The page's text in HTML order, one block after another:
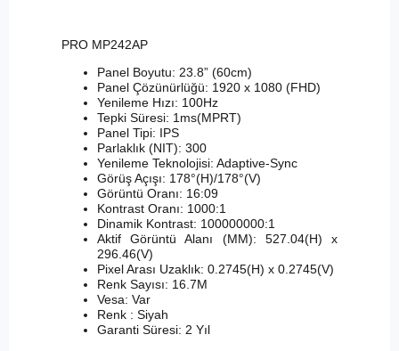
PRO MP242AP
Panel Boyutu: 23.8” (60cm)
Panel Çözünürlüğü: 1920 x 1080 (FHD)
Yenileme Hızı: 100Hz
Tepki Süresi: 1ms(MPRT)
Panel Tipi: IPS
Parlaklık (NIT): 300
Yenileme Teknolojisi: Adaptive-Sync
Görüş Açışı: 178°(H)/178°(V)
Görüntü Oranı: 16:09
Kontrast Oranı: 1000:1
Dinamik Kontrast: 100000000:1
Aktif Görüntü Alanı (MM): 527.04(H) x
296.46(V)
Pixel Arası Uzaklık: 0.2745(H) x 0.2745(V)
Renk Sayısı: 16.7M
Vesa: Var
Renk : Siyah
Garanti Süresi: 2 Yıl